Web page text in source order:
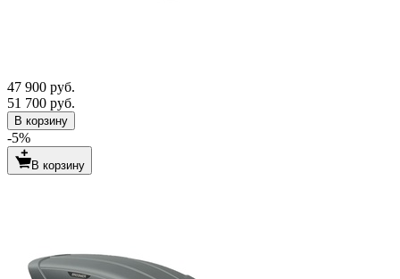
47 900 руб.
51 700 руб.
В корзину
-5%
В корзину